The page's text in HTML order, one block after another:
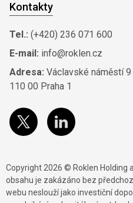
Kontakty
Tel.: (+420) 236 071 600
E-mail: info@roklen.cz
Adresa: Václavské náměstí 9
110 00 Praha 1
Copyright 2026 © Roklen Holding
obsahu je zakázáno bez
webu neslouží jako investiční